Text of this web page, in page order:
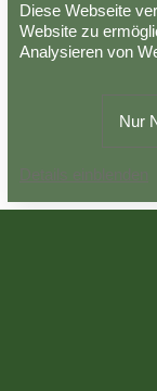
Diese Webseite
Website zu
Analysieren von
Nur
Datenschutz
Powered by Viato